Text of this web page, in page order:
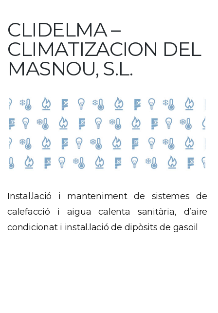
CLIDELMA –
CLIMATIZACION DEL
MASNOU, S.L.
Instal.lació i manteniment de sistemes de
calefacció i aigua calenta sanitària, d’aire
condicionat i instal.lació de dipòsits de gasoil